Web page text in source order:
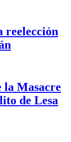
reelección
la Masacre
de Lesa